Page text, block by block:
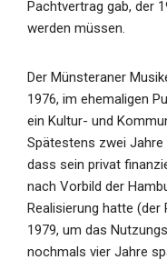
Pachtvertrag gab, der
werden müssen.
Der Münsteraner
1976, im ehemaligen
ein Kultur- und
Spätestens zwei
dass sein privat
nach Vorbild der
Realisierung hatte (der
1979, um das
nochmals vier Jahre